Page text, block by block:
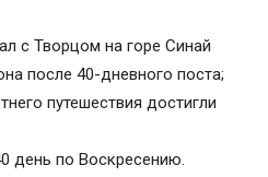
с Творцом на горе Синай
после 40-дневного поста;
путешествия достигли
день по Воскресению.